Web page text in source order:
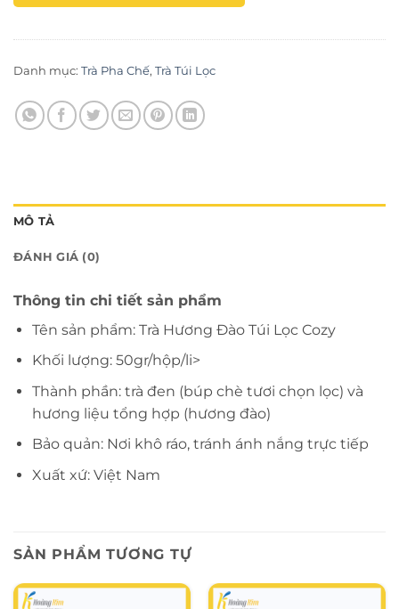
Danh mục: Trà Pha Chế, Trà Túi Lọc
MÔ TẢ
ĐÁNH GIÁ (0)
Thông tin chi tiết sản phẩm
Tên sản phẩm: Trà Hương Đào Túi Lọc Cozy
Khối lượng: 50gr/hộp/li>
Thành phần: trà đen (búp chè tươi chọn lọc) và
hương liệu tổng hợp (hương đào)
Bảo quản: Nơi khô ráo, tránh ánh nắng trực tiếp
Xuất xứ: Việt Nam
SẢN PHẨM TƯƠNG TỰ